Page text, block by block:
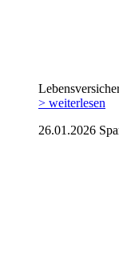
> weiterlesen
26.01.2026